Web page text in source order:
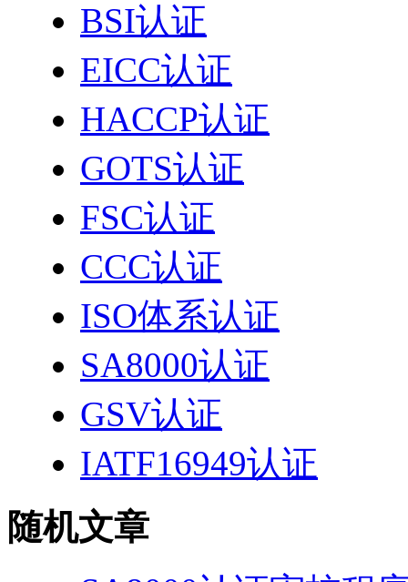
BSI认证
EICC认证
HACCP认证
GOTS认证
FSC认证
CCC认证
ISO体系认证
SA8000认证
GSV认证
IATF16949认证
随机文章